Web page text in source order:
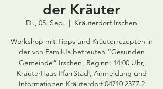
der Kräuter
Di., 05. Sep.
  |
Kräuterdorf Irschen
Workshop mit Tipps und Kräuterrezepten in
der von FamiliJa betreuten “Gesunden
Gemeinde” Irschen, Beginn: 14:00 Uhr,
KräuterHaus PfarrStadl, Anmeldung und
Informationen Kräuterdorf 04710 2377 2